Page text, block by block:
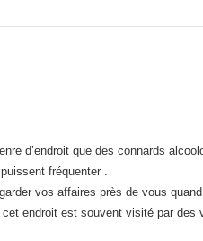
d’endroit que des connards
fréquenter .
vos affaires près de vous
endroit est souvent visité par des